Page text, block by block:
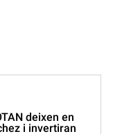
deixen en
i invertiran